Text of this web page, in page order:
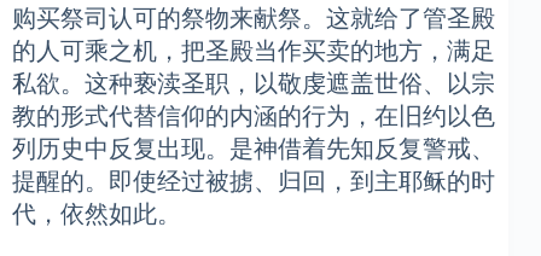
购买祭司认可的祭物来献祭。这就给了管圣殿
的人可乘之机，把圣殿当作买卖的地方，满足
私欲。这种亵渎圣职，以敬虔遮盖世俗、以宗
教的形式代替信仰的内涵的行为，在旧约以色
列历史中反复出现。是神借着先知反复警戒、
提醒的。即使经过被掳、归回，到主耶稣的时
代，依然如此。